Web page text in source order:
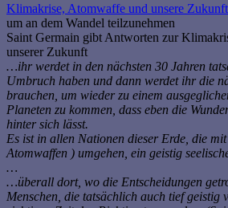
Klimakrise, Atomwaffe und unsere
um an dem Wandel teilzunehmen
Saint Germain gibt Antworten zur
unserer Zukunft
…ihr werdet in den nächsten 30 Jahren
Umbruch haben und dann werdet ihr die
brauchen, um wieder zu einem
Planeten zu kommen, dass eben die
hinter sich lässt.
Es ist in allen Nationen dieser Erde, die mit
Atomwaffen ) umgehen, ein geistig
…
…überall dort, wo die Entscheidungen
Menschen, die tatsächlich auch tief geistig